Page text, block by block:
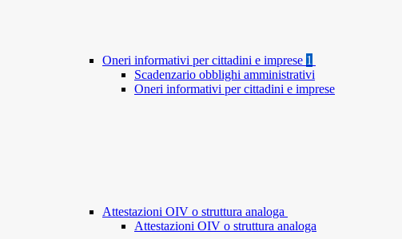
Oneri informativi per cittadini e imprese 1
Scadenzario obblighi amministrativi
Oneri informativi per cittadini e imprese
Attestazioni OIV o struttura analoga
Attestazioni OIV o struttura analoga